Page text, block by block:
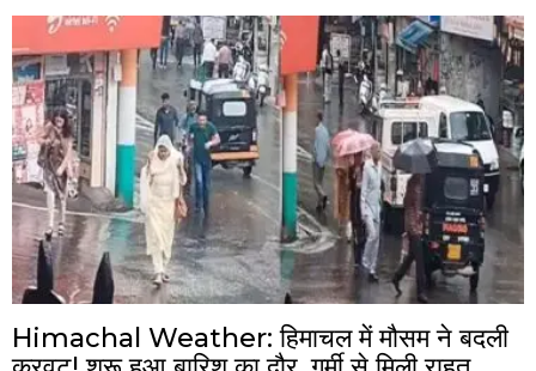
Himachal Weather: हिमाचल में मौसम ने बदली